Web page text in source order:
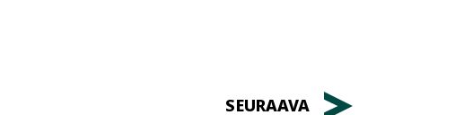
SEURAAVA